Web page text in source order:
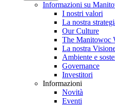
Informazioni su
I nostri valori
La nostra
Our Culture
The Manitowoc
La nostra
Ambiente e
Governance
Investitori
Informazioni
Novità
Eventi